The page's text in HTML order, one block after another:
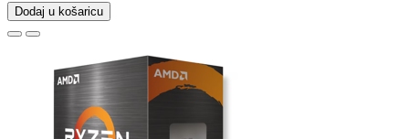
Dodaj u košaricu